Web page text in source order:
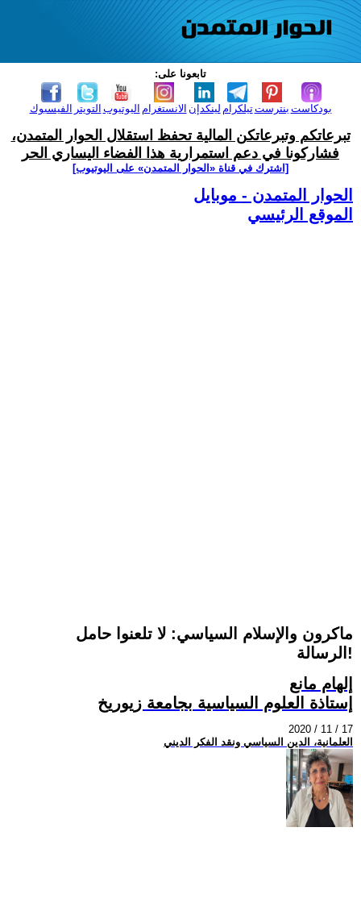
تابعونا على:
الفيسبوك التويتر اليوتيوب الانستغرام لينكدإن تيلكرامبنترست بودكاست
تبرعاتكم وتبرعاتكن المالية تحفظ استقلال الحوار المتمدن،
فشاركونا في دعم استمرارية هذا الفضاء اليساري الحر
[اشترك في قناة ‫«الحوار المتمدن» على اليوتيوب]
الحوار المتمدن - موبايل
الموقع الرئيسي
ماكرون والإسلام السياسي: لا تلعنوا حامل
الرسالة!
إلهام مانع
إستاذة العلوم السياسية بجامعة زيوريخ
2020 / 11 / 17
العلمانية، الدين السياسي ونقد الفكر الديني